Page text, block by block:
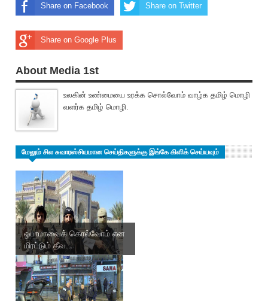
Share on Facebook Share on Twitter
Share on Google Plus
About Media 1st
உலகின் உண்மையை உரக்க சொல்வோம் வாழ்க தமிழ் மொழி
வளர்க தமிழ் மொழி.
மேலும் சில சுவாரஸ்சியமான செய்திகளுக்கு இங்கே கிளிக் செய்யவும்
ஒபாமாவைக் கொல்வோம் என
மிரட்டும் தீவ...